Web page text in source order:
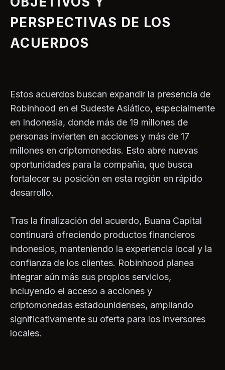
PERSPECTIVAS DE LOS
ACUERDOS
Estos acuerdos buscan expandir la presencia de
Robinhood en el Sudeste Asiático, especialmente
en Indonesia, donde más de 19 millones de
personas invierten en acciones y más de 17
millones en criptomonedas. Esto abre nuevas
oportunidades para la compañía, que busca
fortalecer su posición en esta región en rápido
desarrollo.
Tras la finalización del acuerdo, Buana Capital
continuará ofreciendo productos financieros
indonesios, manteniendo la experiencia local y la
confianza de los clientes. Robinhood planea
integrar aún más sus propios servicios,
incluyendo el acceso a acciones y
criptomonedas estadounidenses, ampliando
significativamente su oferta para los inversores
locales.